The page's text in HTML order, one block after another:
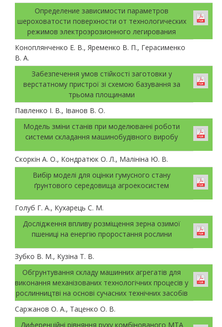
Определение зависимости параметров
шероховатости поверхности от технологических
режимов электроэрозионного легирования
Коноплянченко Е. В., Яременко В. П., Герасименко
В. А.
Забезпечення умов стійкості заготовки у
верстатному пристрої зі схемою базування за
трьома площинами
Павленко І. В., Іванов В. О.
Модель зміни станів при моделюванні роботи
системи складання машинобудівного виробу
Скоркін А. О., Кондратюк О. Л., Малініна Ю. В.
Вибір моделі для оцінки гумусного стану
ґрунтового середовища агроекосистем
Голуб Г. А., Кухарець С. М.
Дослідження впливу розміщення зерна озимої
пшениці на енергію проростання рослини
Зубко В. М., Кузіна Т. В.
Обгрунтування складу машинних агрегатів для
виконання механізованих технологічних процесів у
рослинництві на основі сучасних технічних засобів
Саржанов О. А., Таценко О. В.
Диференційні рівняння руху комбінованого МТА